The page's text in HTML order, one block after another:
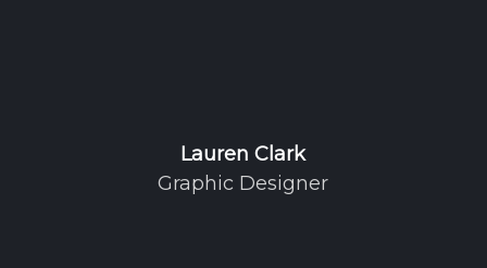
Lauren Clark
Graphic Designer